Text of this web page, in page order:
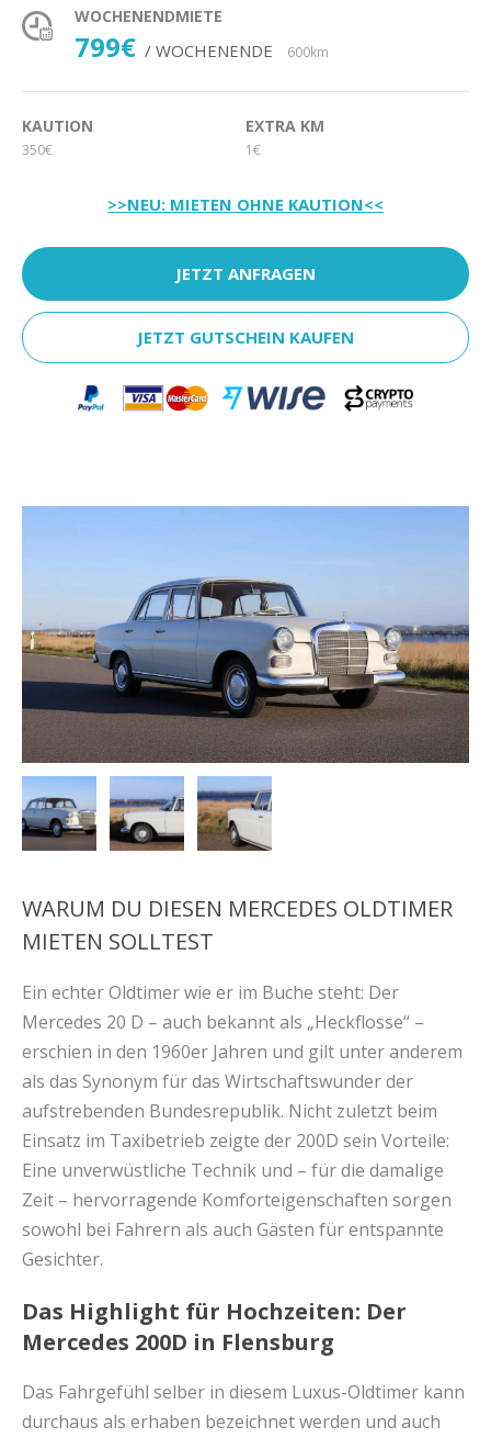
WOCHENENDMIETE
799€ / WOCHENENDE 600km
KAUTION
350€
EXTRA KM
1€
>>NEU: MIETEN OHNE KAUTION<<
JETZT ANFRAGEN
JETZT GUTSCHEIN KAUFEN
WARUM DU DIESEN MERCEDES OLDTIMER
MIETEN SOLLTEST
Ein echter Oldtimer wie er im Buche steht: Der
Mercedes 20 D – auch bekannt als „Heckflosse“ –
erschien in den 1960er Jahren und gilt unter anderem
als das Synonym für das Wirtschaftswunder der
aufstrebenden Bundesrepublik. Nicht zuletzt beim
Einsatz im Taxibetrieb zeigte der 200D sein Vorteile:
Eine unverwüstliche Technik und – für die damalige
Zeit – hervorragende Komforteigenschaften sorgen
sowohl bei Fahrern als auch Gästen für entspannte
Gesichter.
Das Highlight für Hochzeiten: Der
Mercedes 200D in Flensburg
Das Fahrgefühl selber in diesem Luxus-Oldtimer kann
durchaus als erhaben bezeichnet werden und auch